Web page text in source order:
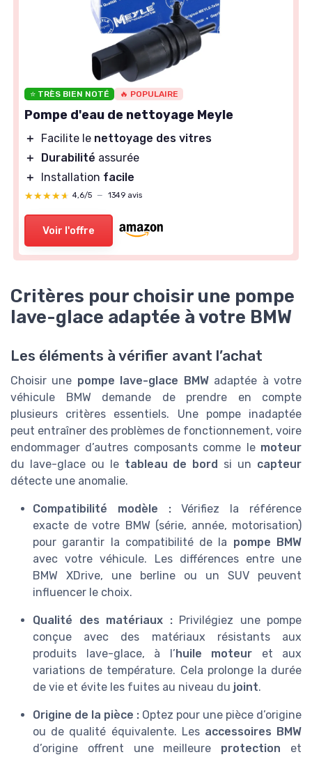
⭐ TRÈS BIEN NOTÉ 🔥 POPULAIRE
Pompe d'eau de nettoyage Meyle
＋ Facilite le nettoyage des vitres
＋
Durabilité assurée
＋
Installation facile
★★★★★
★★★★★ 4,6/5 — 1349 avis
Voir l'offre
Critères pour choisir une pompe
lave-glace adaptée à votre BMW
Les éléments à vérifier avant l’achat
Choisir une pompe lave-glace BMWadaptée à votre
véhicule BMW demande de prendre en compte
plusieurs critères essentiels. Une pompe inadaptée
peut entraîner des problèmes de fonctionnement, voire
endommager d’autres composants comme le moteur
du lave-glace ou le tableau de bord si un capteur
détecte une anomalie.
Compatibilité modèle :Vérifiez la référence
exacte de votre BMW (série, année, motorisation)
pour garantir la compatibilité de la pompe BMW
avec votre véhicule. Les différences entre une
BMW XDrive, une berline ou un SUV peuvent
influencer le choix.
Qualité des matériaux :Privilégiez une pompe
conçue avec des matériaux résistants aux
produits lave-glace, à l’huile moteur et aux
variations de température. Cela prolonge la durée
de vie et évite les fuites au niveau du joint.
Origine de la pièce : Optez pour une pièce d’origine
ou de qualité équivalente. Les accessoires BMW
d’origine offrent une meilleure protection et